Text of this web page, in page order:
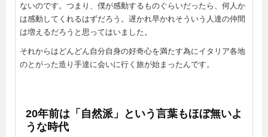
ないのです。つまり、僕が感動するものぐらいだったら、何人か
は感動してくれるはずだろう。遅かれ早かれそういう人達の仲間
は増えるだろうと思ってはいました。
それからはどんどん自分自身の好奇心を満たす為にイタリア各地
のとがった造り手達に会いに行く旅が始まったんです。
20年前は「自然派」という言葉もほぼ無いよ
うな時代